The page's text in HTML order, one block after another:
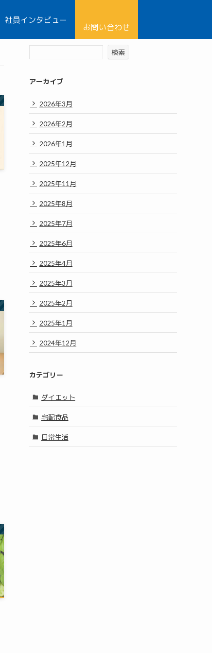
社員インタビュー
お問い合わせ
検索
アーカイブ
2026年3月
2026年2月
2026年1月
2025年12月
2025年11月
2025年8月
2025年7月
2025年6月
2025年4月
2025年3月
2025年2月
2025年1月
2024年12月
カテゴリー
ダイエット
宅配食品
日常生活